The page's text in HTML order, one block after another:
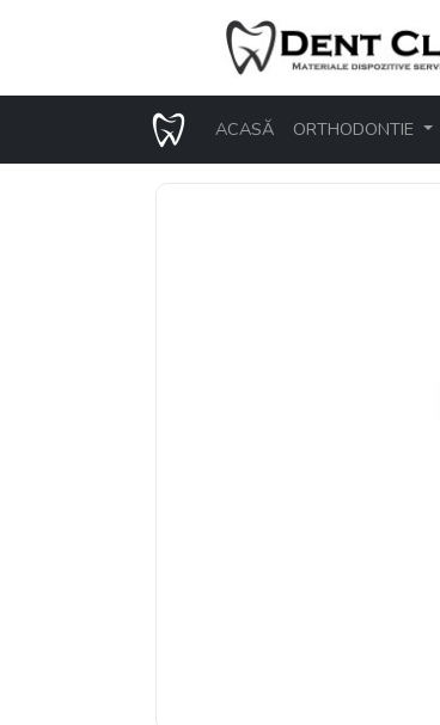
ACASĂ ORTHODONTIE